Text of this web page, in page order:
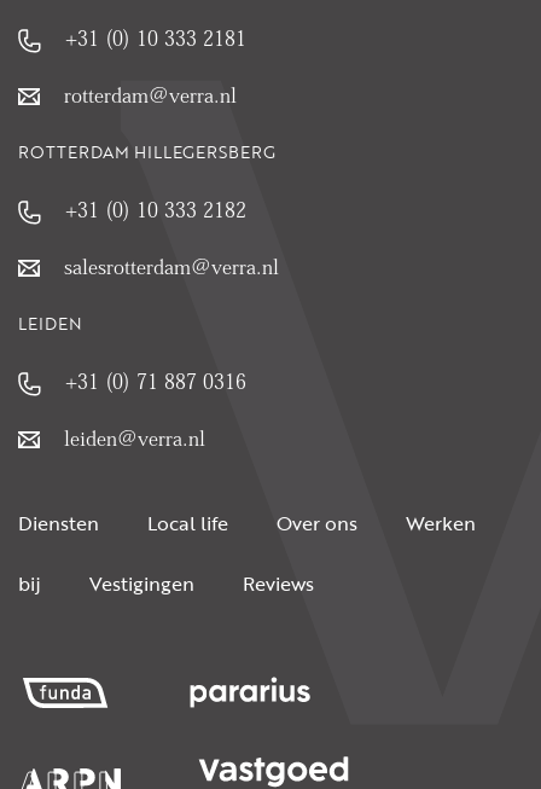
+31 (0) 10 333 2181
rotterdam@verra.nl
ROTTERDAM HILLEGERSBERG
+31 (0) 10 333 2182
salesrotterdam@verra.nl
LEIDEN
+31 (0) 71 887 0316
leiden@verra.nl
Diensten Local life Over ons Werken
bij Vestigingen Reviews